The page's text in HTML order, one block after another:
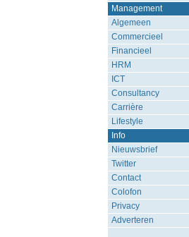
Management
Algemeen
Commercieel
Financieel
HRM
ICT
Consultancy
Carrière
Lifestyle
Info
Nieuwsbrief
Twitter
Contact
Colofon
Privacy
Adverteren